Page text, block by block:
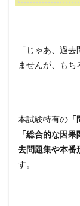
「じゃあ、過
ませんが、もち
本試験特有の
「総合的な因果
去問題集や本番
す。